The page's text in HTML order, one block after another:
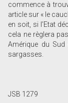
commence à
article sur « le
en soit, si l’Etat
cela ne règlera
Amérique du
sargasses.
JSB 1279